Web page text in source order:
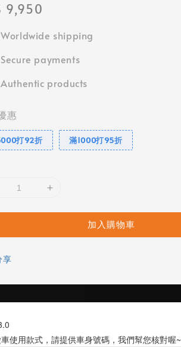
9,950
Worldwide shipping
Secure payments
Authentic products
惠
打92折 滿1000打95折
加入購物車
享
使用款式，請提供車身號碼，我們幫您核對喔~